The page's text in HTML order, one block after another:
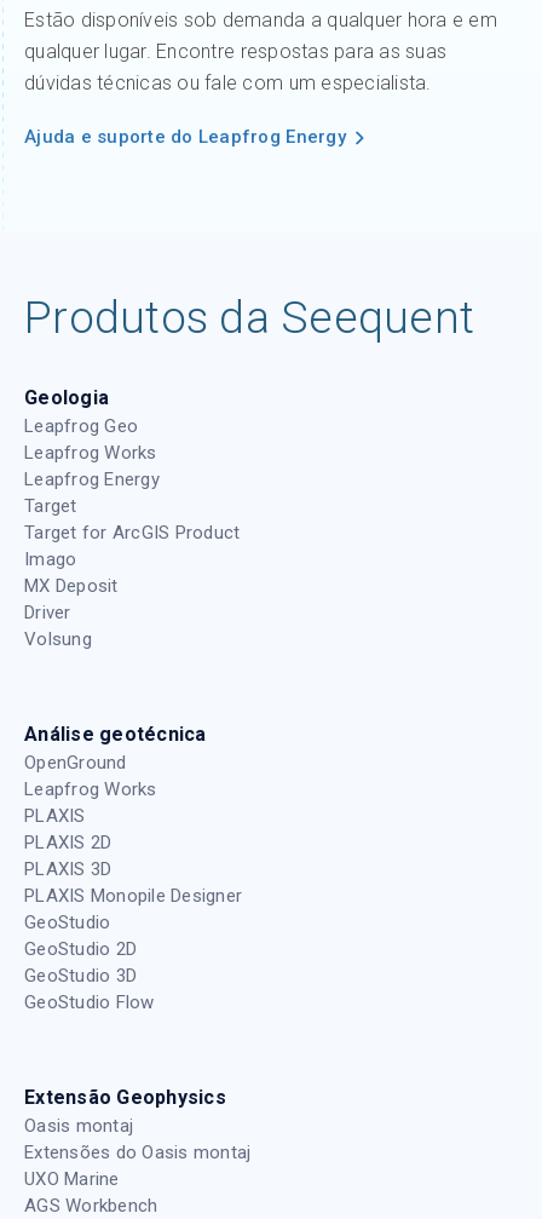
Estão disponíveis sob demanda a qualquer hora e em
qualquer lugar. Encontre respostas para as suas
dúvidas técnicas ou fale com um especialista.
Ajuda e suporte do Leapfrog Energy
Produtos da Seequent
Geologia
Leapfrog Geo
Leapfrog Works
Leapfrog Energy
Target
Target for ArcGIS Product
Imago
MX Deposit
Driver
Volsung
Análise geotécnica
OpenGround
Leapfrog Works
PLAXIS
PLAXIS 2D
PLAXIS 3D
PLAXIS Monopile Designer
GeoStudio
GeoStudio 2D
GeoStudio 3D
GeoStudio Flow
Extensão Geophysics
Oasis montaj
Extensões do Oasis montaj
UXO Marine
AGS Workbench